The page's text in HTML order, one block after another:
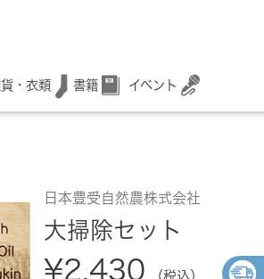
・衣類 書籍 イベント
日本豊受自然農株式会社
大掃除セット
¥2,430 （税込）